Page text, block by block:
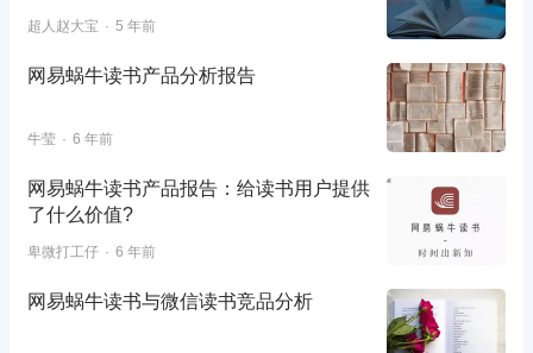
超人赵大宝 5 年前
网易蜗牛读书产品分析报告
牛莹 6 年前
网易蜗牛读书产品报告：给读书用户提供
了什么价值?
卑微打工仔 6 年前
网易蜗牛读书与微信读书竞品分析